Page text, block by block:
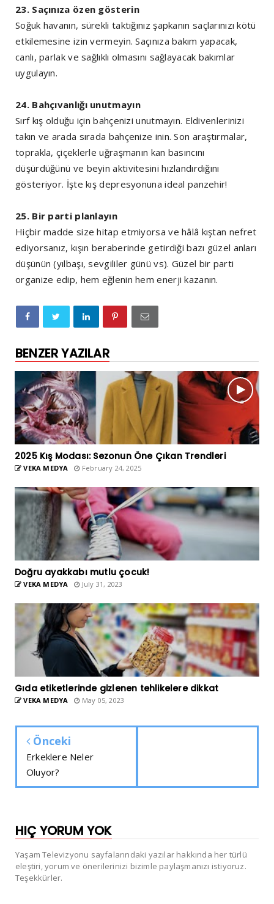
23. Saçınıza özen gösterin
Soğuk havanın, sürekli taktığınız şapkanın saçlarınızı kötü
etkilemesine izin vermeyin. Saçınıza bakım yapacak,
canlı, parlak ve sağlıklı olmasını sağlayacak bakımlar
uygulayın.
24. Bahçıvanlığı unutmayın
Sırf kış olduğu için bahçenizi unutmayın. Eldivenlerinizi
takın ve arada sırada bahçenize inin. Son araştırmalar,
toprakla, çiçeklerle uğraşmanın kan basıncını
düşürdüğünü ve beyin aktivitesini hızlandırdığını
gösteriyor. İşte kış depresyonuna ideal panzehir!
25. Bir parti planlayın
Hiçbir madde size hitap etmiyorsa ve hâlâ kıştan nefret
ediyorsanız, kışın beraberinde getirdiği bazı güzel anları
düşünün (yılbaşı, sevgililer günü vs). Güzel bir parti
organize edip, hem eğlenin hem enerji kazanın.
BENZER YAZILAR
2025 Kış Modası: Sezonun Öne Çıkan Trendleri
VEKA MEDYA February 24, 2025
Doğru ayakkabı mutlu çocuk!
VEKA MEDYA July 31, 2023
Gıda etiketlerinde gizlenen tehlikelere dikkat
VEKA MEDYA May 05, 2023
Önceki
Erkeklere Neler
Oluyor?
HIÇ YORUM YOK
Yaşam Televizyonu sayfalarındaki yazılar hakkında her türlü
eleştiri, yorum ve önerilerinizi bizimle paylaşmanızı istiyoruz.
Teşekkürler.